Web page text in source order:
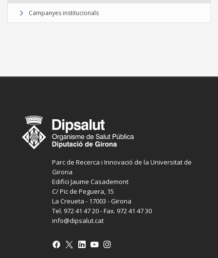
Campanyes institucionals
Parc de Recerca i Innovació de la Universitat de
Girona
Edifici Jaume Casademont
C/ Pic de Peguera, 15
La Creueta - 17003 - Girona
Tel. 972 41 47 20 - Fax. 972 41 47 30
info@dipsalut.cat